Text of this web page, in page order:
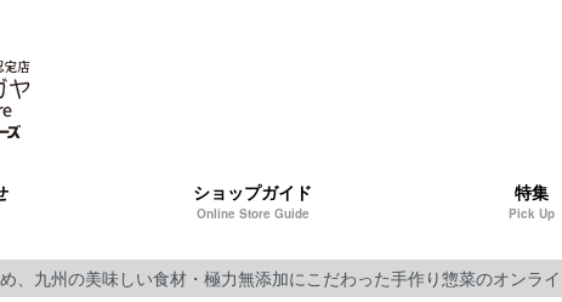
ショップガイド
Online Store Guide
特集
Pick Up
、九州の美味しい食材・極力無添加にこだわった手作り惣菜のオンラ